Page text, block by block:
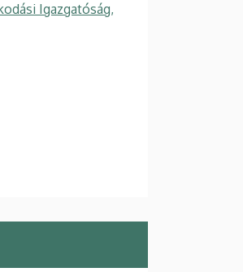
Igazgatóság,